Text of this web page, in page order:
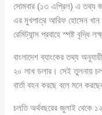
সোমবার (১৩ এপ্রিল) এ তথ্য
এর মুখপাত্র আরিফ হোসেন
রেমিট্যান্স প্রবাহে স্পষ্ট বৃদ্ধি
বাংলাদেশ ব্যাংকের তথ্য
২০ লাখ ডলার। সেই তুলনায়
বার্তা বহন করছে বলে মনে
চলতি অর্থবছরের জুলাই থেকে